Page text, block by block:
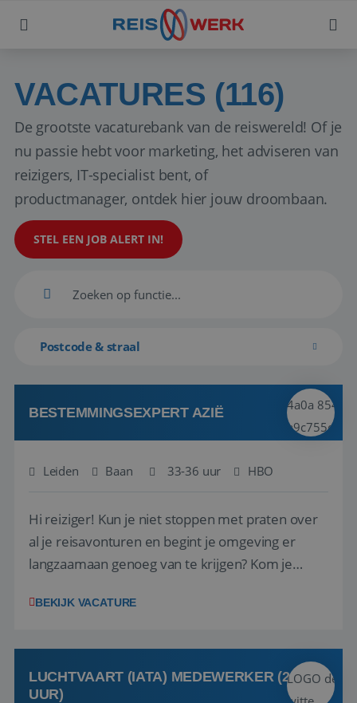
VACATURES (116)
De grootste vacaturebank van de reiswereld! Of je
nu passie hebt voor marketing, het adviseren van
reizigers, IT-specialist bent, of
productmanager, ontdek hier jouw droombaan.
STEL EEN JOB ALERT IN!
Postcode & straal
BESTEMMINGSEXPERT AZIË
Leiden Baan 33-36 uur HBO
Hi reiziger! Kun je niet stoppen met praten over
al je reisavonturen en begint je omgeving er
langzaamaan genoeg van te krijgen? Kom je
naar enthousiaste reisfanaten met een passie
samenstellen van hun droomreis.<br ...
BEKIJK VACATURE
LUCHTVAART (IATA) MEDEWERKER (24-32
UUR)